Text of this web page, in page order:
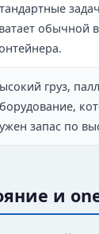
обычной
груз,
запас по
и